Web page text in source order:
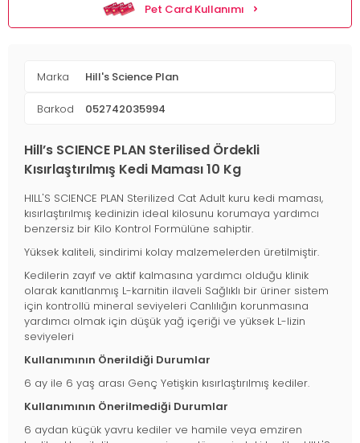
Pet Card Kullanımı
Marka Hill's Science Plan
Barkod 052742035994
Hill’s SCIENCE PLAN Sterilised Ördekli
Kısırlaştırılmış Kedi Maması 10 Kg
HILL'S SCIENCE PLAN Sterilized Cat Adult kuru kedi maması,
kısırlaştırılmış kedinizin ideal kilosunu korumaya yardımcı
benzersiz bir Kilo Kontrol Formülüne sahiptir.
Yüksek kaliteli, sindirimi kolay malzemelerden üretilmiştir.
Kedilerin zayıf ve aktif kalmasına yardımcı olduğu klinik
olarak kanıtlanmış L-karnitin ilaveli Sağlıklı bir üriner sistem
için kontrollü mineral seviyeleri Canlılığın korunmasına
yardımcı olmak için düşük yağ içeriği ve yüksek L-lizin
seviyeleri
Kullanımının Önerildiği Durumlar
6 ay ile 6 yaş arası Genç Yetişkin kısırlaştırılmış kediler.
Kullanımının Önerilmediği Durumlar
6 aydan küçük yavru kediler ve hamile veya emziren